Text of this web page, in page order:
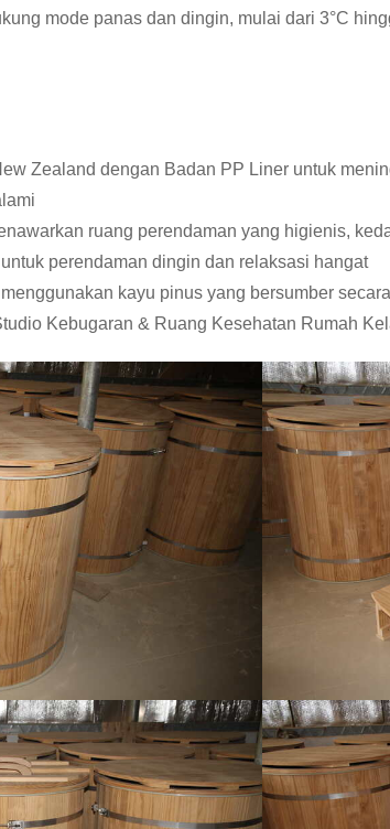
mode panas dan dingin, mulai dari 3°C
Zealand dengan Badan PP Liner untuk
ruang perendaman yang higienis,
perendaman dingin dan relaksasi hangat
kayu pinus yang bersumber
Kebugaran & Ruang Kesehatan Rumah